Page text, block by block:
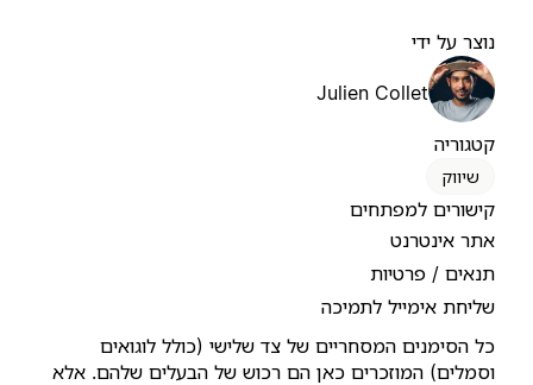
נוצר על ידי
Julien Collet
קטגוריה
שיווק
קישורים למפתחים
אתר אינטרנט
תנאים / פרטיות
שליחת אימייל לתמיכה
כל הסימנים המסחריים של צד שלישי (כולל לוגואים
וסמלים) המוזכרים כאן הם רכוש של הבעלים שלהם. אלא